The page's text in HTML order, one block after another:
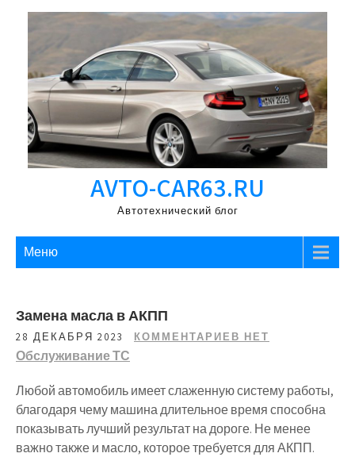
Перейти
содержимому
AVTO-CAR63.RU
Автотехнический блог
Меню
Замена масла в АКПП
28 ДЕКАБРЯ 2023 КОММЕНТАРИЕВ НЕТ
Обслуживание ТС
Любой автомобиль имеет слаженную систему работы,
благодаря чему машина длительное время способна
показывать лучший результат на дороге. Не менее
важно также и масло, которое требуется для АКПП.